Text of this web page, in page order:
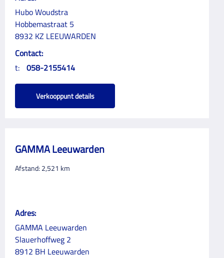
Hubo Woudstra
Hobbemastraat 5
8932 KZ LEEUWARDEN
Contact:
t: 058-2155414
Verkooppunt details
GAMMA Leeuwarden
Afstand: 2,521 km
Adres:
GAMMA Leeuwarden
Slauerhoffweg 2
8912 BH Leeuwarden